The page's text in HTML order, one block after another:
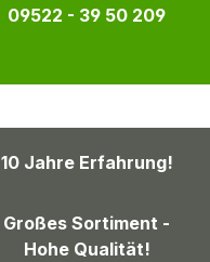
09522 - 39 50 209
10 Jahre Erfahrung!
Großes Sortiment -
Hohe Qualität!